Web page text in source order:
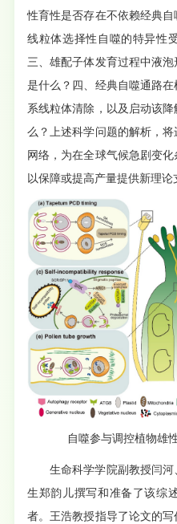
性育性是否存在不依赖经典
线粒体选择性自噬的特异性
三、雄配子体发育过程中液
是什么？四、经典自噬通路
系线粒体清除，以及启动该
么？上述科学问题的解析，
网络，为在全球气候急剧变
以保障或提高产量提供新理论
自噬参与调控植物雄
生命科学学院副教授闫
生郑韵儿撰写和准备了该综
者。王浩教授指导了论文的